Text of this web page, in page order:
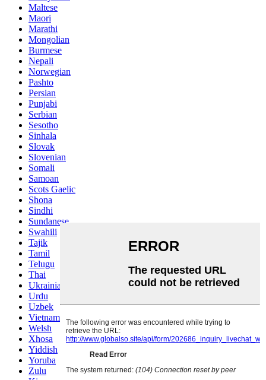
Maltese
Maori
Marathi
Mongolian
Burmese
Nepali
Norwegian
Pashto
Persian
Punjabi
Serbian
Sesotho
Sinhala
Slovak
Slovenian
Somali
Samoan
Scots Gaelic
Shona
Sindhi
Sundanese
Swahili
Tajik
Tamil
Telugu
Thai
Ukrainian
Urdu
Uzbek
Vietnamese
Welsh
Xhosa
Yiddish
Yoruba
Zulu